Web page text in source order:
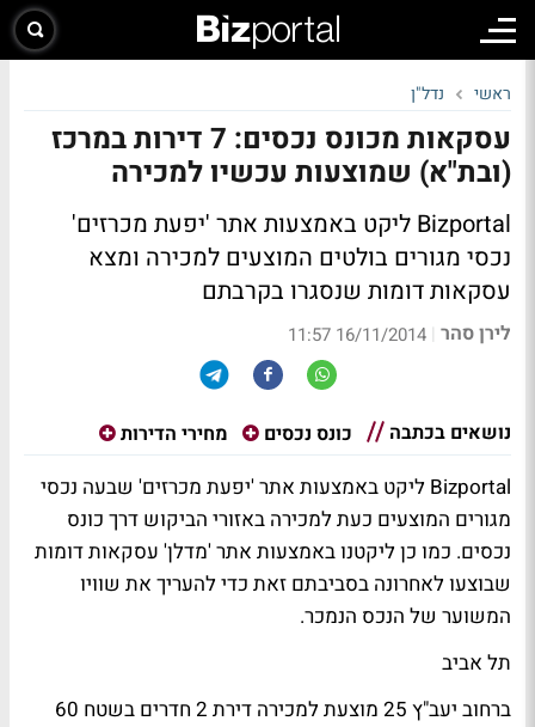
ראשי נדל"ן
עסקאות מכונס נכסים: 7 דירות במרכז
(ובת"א) שמוצעות עכשיו למכירה
Bizportal ליקט באמצעות אתר 'יפעת מכרזים'
נכסי מגורים בולטים המוצעים למכירה ומצא
עסקאות דומות שנסגרו בקרבתם
לירן סהר |
16/11/2014 11:57
נושאים בכתבה כונס נכסים מחירי הדירות
Bizportal ליקט באמצעות אתר 'יפעת מכרזים' שבעה נכסי
מגורים המוצעים כעת למכירה באזורי הביקוש דרך כונס
נכסים. כמו כן ליקטנו באמצעות אתר 'מדלן' עסקאות דומות
שבוצעו לאחרונה בסביבתם זאת כדי להעריך את שוויו
המשוער של הנכס הנמכר.
תל אביב
ברחוב יעב"ץ 25 מוצעת למכירה דירת 2 חדרים בשטח 60